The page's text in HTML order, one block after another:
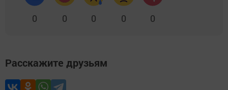
0 0 0 0 0
Расскажите друзьям